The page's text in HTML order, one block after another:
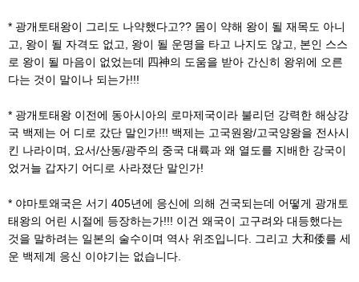
* 광개토태왕이 그리도 나약했다고?? 몸이 약해 왕이 될 재목도 아니
고, 왕이 될 자격도 없고, 왕이 될 운명을 타고 나지도 않고, 본인 스스
로 왕이 될 마음이 없었는데 四神의 도움을 받아 간신히 왕위에 오른
다는 것이 말이나 되는가!!!
* 광개토태왕 이전에 동아시아의 로마제국이라 불리던 강력한 해상강
국 백제는 어 디로 갔단 말인가!!! 백제는 고국원왕/고국양왕을 전사시
킨 나라이며, 요서/산동/광주의 중국 대륙과 왜 열도를 지배한 강국이
었거늘 갑자기 어디로 사라졌단 말인가!
* 야마토왜국은 서기 405년에 응신에 의해 건국되는데 어떻게 광개토
태왕의 어린 시절에 등장하는가!!! 이건 왜국이 고구려와 대등했다는
것을 말하려는 일본의 술수이며 역사 위조입니다. 그리고 大和倭를 세
운 백제계 응신 이야기는 없습니다.